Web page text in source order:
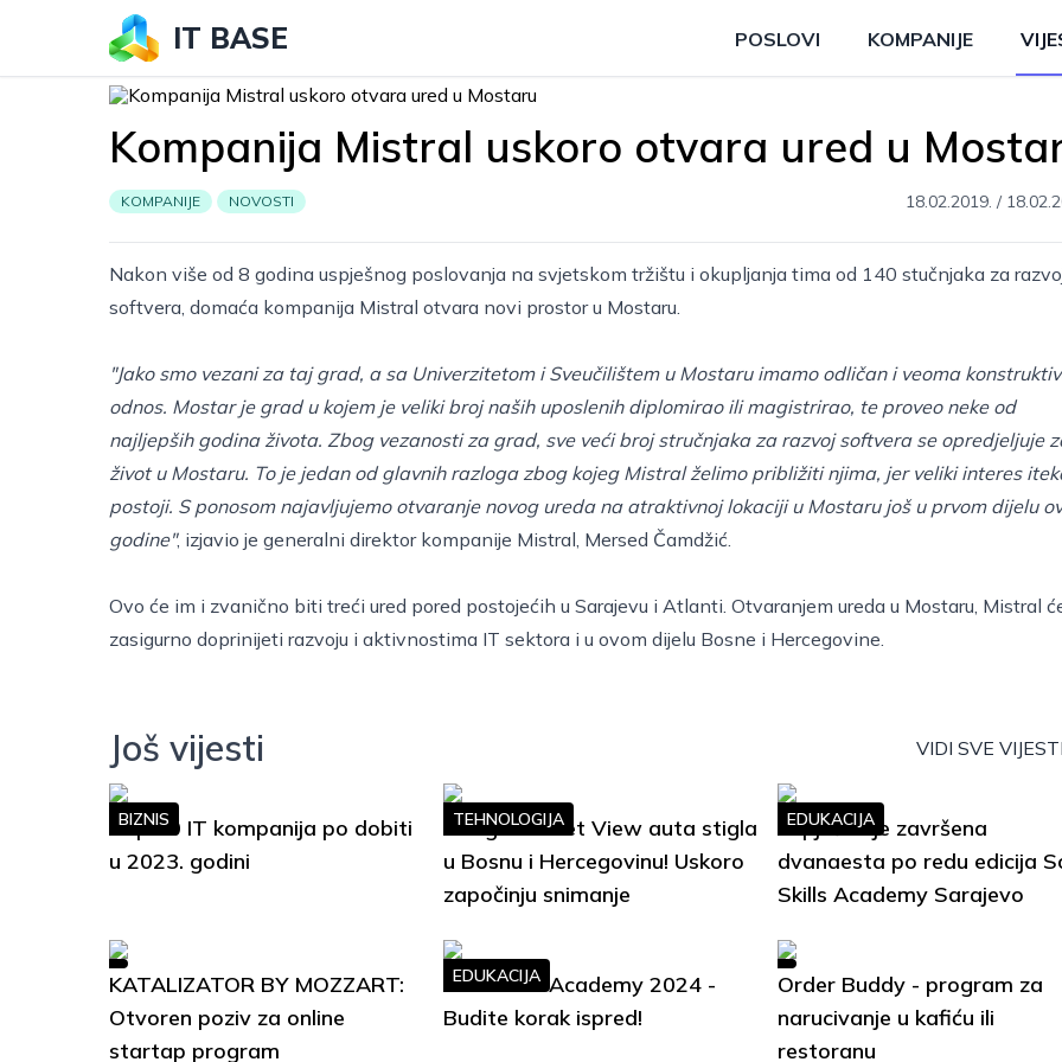
IT BASE POSLOVI KOMPANIJE
Kompanija Mistral uskoro otvara ured u
KOMPANIJE NOVOSTI 18.02.2019. /
Nakon više od 8 godina uspješnog poslovanja na svjetskom tržištu i okupljanja tima od 140 stučnjaka za
softvera, domaća kompanija Mistral otvara novi prostor u Mostaru.
"Jako smo vezani za taj grad, a sa Univerzitetom i Sveučilištem u Mostaru imamo odličan i veoma
odnos. Mostar je grad u kojem je veliki broj naših uposlenih diplomirao ili magistrirao, te proveo neke od
najljepših godina života. Zbog vezanosti za grad, sve veći broj stručnjaka za razvoj softvera se opredjeljuje
život u Mostaru. To je jedan od glavnih razloga zbog kojeg Mistral želimo približiti njima, jer veliki interes
postoji. S ponosom najavljujemo otvaranje novog ureda na atraktivnoj lokaciji u Mostaru još u prvom dijelu
godine", izjavio je generalni direktor kompanije Mistral, Mersed Čamdžić.
Ovo će im i zvanično biti treći ured pored postojećih u Sarajevu i Atlanti. Otvaranjem ureda u Mostaru, Mistral
zasigurno doprinijeti razvoju i aktivnostima IT sektora i u ovom dijelu Bosne i Hercegovine.
Još vijesti VIDI SVE VIJESTI
Top 10 IT kompanija po dobiti
u 2023. godini
BIZNIS
Google Street View auta stigla
u Bosnu i Hercegovinu! Uskoro
započinju snimanje
TEHNOLOGIJA
Uspješno je završena
dvanaesta po redu edicija
Skills Academy Sarajevo
EDUKACIJA
KATALIZATOR BY MOZZART:
Otvoren poziv za online
startap program
Soft Skills Academy 2024 -
Budite korak ispred!
EDUKACIJA
Order Buddy - program za
narucivanje u kafiću ili
restoranu